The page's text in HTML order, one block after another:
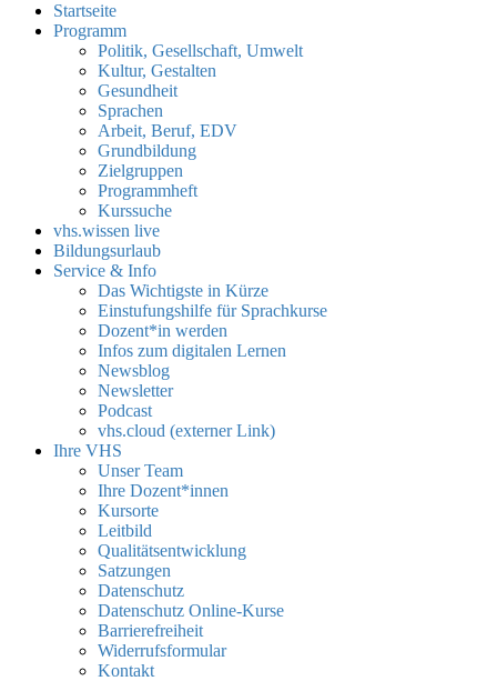
Startseite
Programm
Politik, Gesellschaft, Umwelt
Kultur, Gestalten
Gesundheit
Sprachen
Arbeit, Beruf, EDV
Grundbildung
Zielgruppen
Programmheft
Kurssuche
vhs.wissen live
Bildungsurlaub
Service & Info
Das Wichtigste in Kürze
Einstufungshilfe für Sprachkurse
Dozent*in werden
Infos zum digitalen Lernen
Newsblog
Newsletter
Podcast
vhs.cloud (externer Link)
Ihre VHS
Unser Team
Ihre Dozent*innen
Kursorte
Leitbild
Qualitätsentwicklung
Satzungen
Datenschutz
Datenschutz Online-Kurse
Barrierefreiheit
Widerrufsformular
Kontakt